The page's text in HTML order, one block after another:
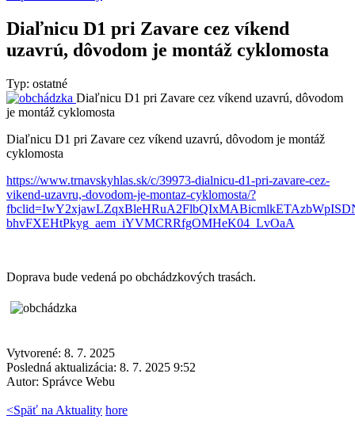
Diaľnicu D1 pri Zavare cez víkend
uzavrú, dôvodom je montáž cyklomosta
Typ: ostatné
Diaľnicu D1 pri Zavare cez víkend uzavrú, dôvodom
je montáž cyklomosta
Diaľnicu D1 pri Zavare cez víkend uzavrú, dôvodom je montáž
cyklomosta
https://www.trnavskyhlas.sk/c/39973-dialnicu-d1-pri-zavare-cez-
vikend-uzavru,-dovodom-je-montaz-cyklomosta/?
bhvFXEHtPkyg_aem_iYVMCRRfgOMHeK04_LvOaA
Doprava bude vedená po obchádzkových trasách.
Vytvorené: 8. 7. 2025
Posledná aktualizácia: 8. 7. 2025 9:52
Autor: Správce Webu
<Späť na Aktuality hore